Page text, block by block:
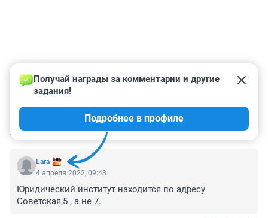
КОММЕНТАРИИ 92
Lara
Получай награды за комментарии и другие
задания!
Подробнее в профиле
4 апреля 2022, 09:43
Юридический институт находится по адресу
Советская,5 , а не 7.